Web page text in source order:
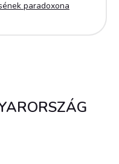
paradoxona